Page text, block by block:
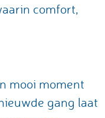
comfort,
mooi moment
gang laat